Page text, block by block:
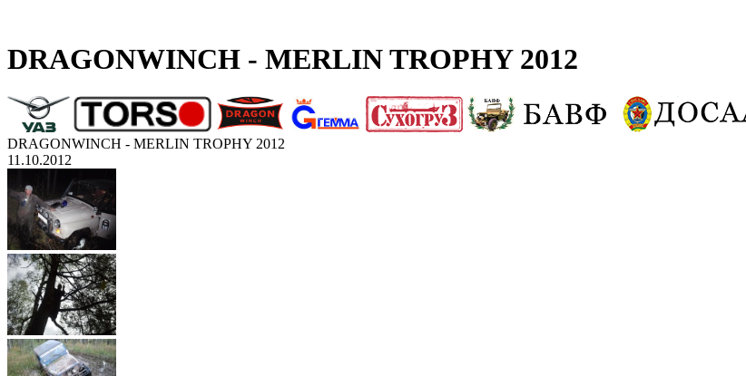
DRAGONWINCH - MERLIN TROPHY 2012
DRAGONWINCH - MERLIN TROPHY 2012
11.10.2012